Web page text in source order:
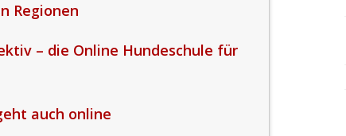
Regionen
– die Online Hundeschule für
auch online